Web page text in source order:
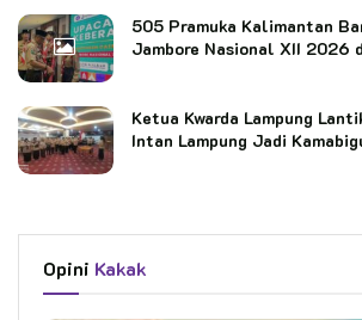
505 Pramuka Kalimantan
Jambore Nasional XII 2026
Ketua Kwarda Lampung
Intan Lampung Jadi
Opini Kakak